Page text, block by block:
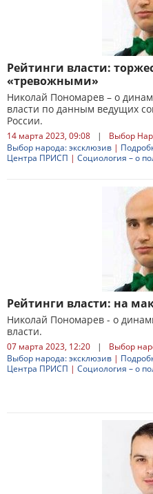
Рейтинги власти:
«тревожными»
Николай Пономарев – о
власти по данным ведущих
России.
14 марта 2023, 09:08 |
Выбор
Выбор народа: эксклюзив |
Центра ПРИСП | Социология – о
Рейтинги власти: на
Николай Пономарев - о
власти.
07 марта 2023, 12:20 |
Выбор
Выбор народа: эксклюзив |
Центра ПРИСП | Социология – о